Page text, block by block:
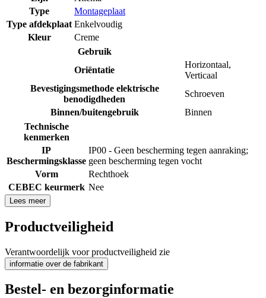
Type
Montageplaat
Type afdekplaat Enkelvoudig
Kleur
Creme
Gebruik
Oriëntatie
Horizontaal,
Verticaal
Bevestigingsmethode elektrische
benodigdheden
Schroeven
Binnen/buitengebruik
Binnen
Technische
kenmerken
IP
Beschermingsklasse
IP00 - Geen bescherming tegen aanraking;
geen bescherming tegen vocht
Vorm
Rechthoek
CEBEC keurmerk Nee
Lees meer
Productveiligheid
Verantwoordelijk voor productveiligheid zie
informatie over de fabrikant
Bestel- en bezorginformatie